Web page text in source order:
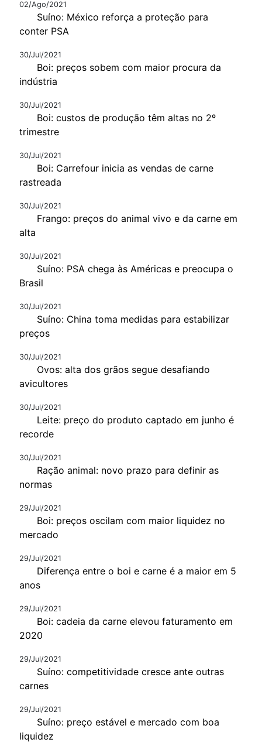
02/Ago/2021
Suíno: México reforça a proteção para
conter PSA
30/Jul/2021
Boi: preços sobem com maior procura da
indústria
30/Jul/2021
Boi: custos de produção têm altas no 2º
trimestre
30/Jul/2021
Boi: Carrefour inicia as vendas de carne
rastreada
30/Jul/2021
Frango: preços do animal vivo e da carne em
alta
30/Jul/2021
Suíno: PSA chega às Américas e preocupa o
Brasil
30/Jul/2021
Suíno: China toma medidas para estabilizar
preços
30/Jul/2021
Ovos: alta dos grãos segue desafiando
avicultores
30/Jul/2021
Leite: preço do produto captado em junho é
recorde
30/Jul/2021
Ração animal: novo prazo para definir as
normas
29/Jul/2021
Boi: preços oscilam com maior liquidez no
mercado
29/Jul/2021
Diferença entre o boi e carne é a maior em 5
anos
29/Jul/2021
Boi: cadeia da carne elevou faturamento em
2020
29/Jul/2021
Suíno: competitividade cresce ante outras
carnes
29/Jul/2021
Suíno: preço estável e mercado com boa
liquidez